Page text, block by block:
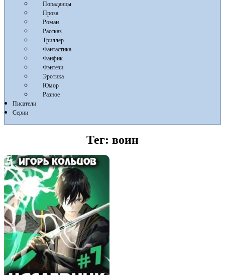
Попаданцы
Проза
Роман
Рассказ
Триллер
Фантастика
Фанфик
Фэнтези
Эротика
Юмор
Разное
Писатели
Серии
Тег: воин